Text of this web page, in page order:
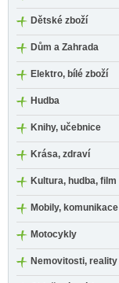
Dětské zboží
Dům a Zahrada
Elektro, bílé zboží
Hudba
Knihy, učebnice
Krása, zdraví
Kultura, hudba, film
Mobily, komunikace
Motocykly
Nemovitosti, reality